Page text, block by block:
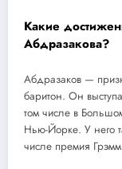
Какие
Абдразакова?
Абдразаков —
баритон. Он
том числе в
Нью-Йорке. У него
числе премия